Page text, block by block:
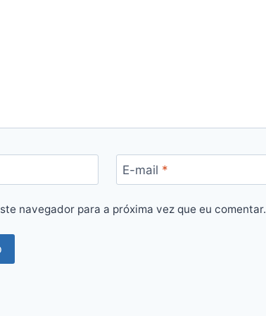
E-mail *
navegador para a próxima vez que eu comentar.